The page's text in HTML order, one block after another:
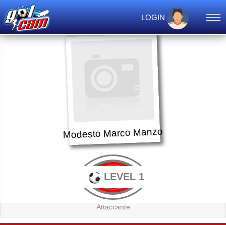
LOGIN
Modesto Marco Manzo
LEVEL 1
Attaccante